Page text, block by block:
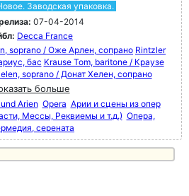
Заводская упаковка.
07-04-2014
Decca France
soprano / Оже Арлен, сопрано Rintzler
бас Krause Tom, baritone / Краузе
soprano / Донат Хелен, сопрано
больше
Arien Opera Арии и сцены из опер
Мессы, Реквиемы и т.д.) Опера,
серената